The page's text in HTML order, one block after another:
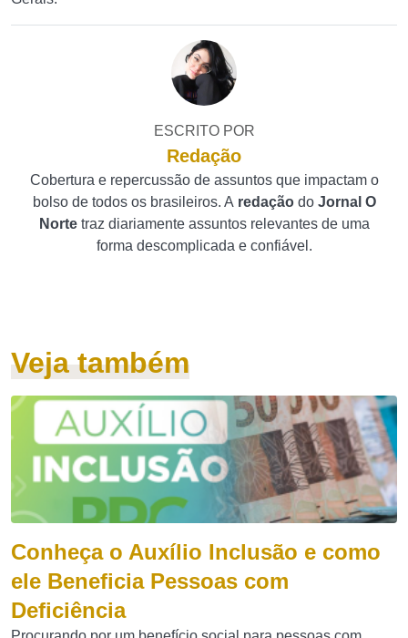
ESCRITO POR
Redação
Cobertura e repercussão de assuntos que impactam o
bolso de todos os brasileiros. A redação do Jornal O
Norte traz diariamente assuntos relevantes de uma
forma descomplicada e confiável.
Veja também
Conheça o Auxílio Inclusão e como
ele Beneficia Pessoas com
Deficiência